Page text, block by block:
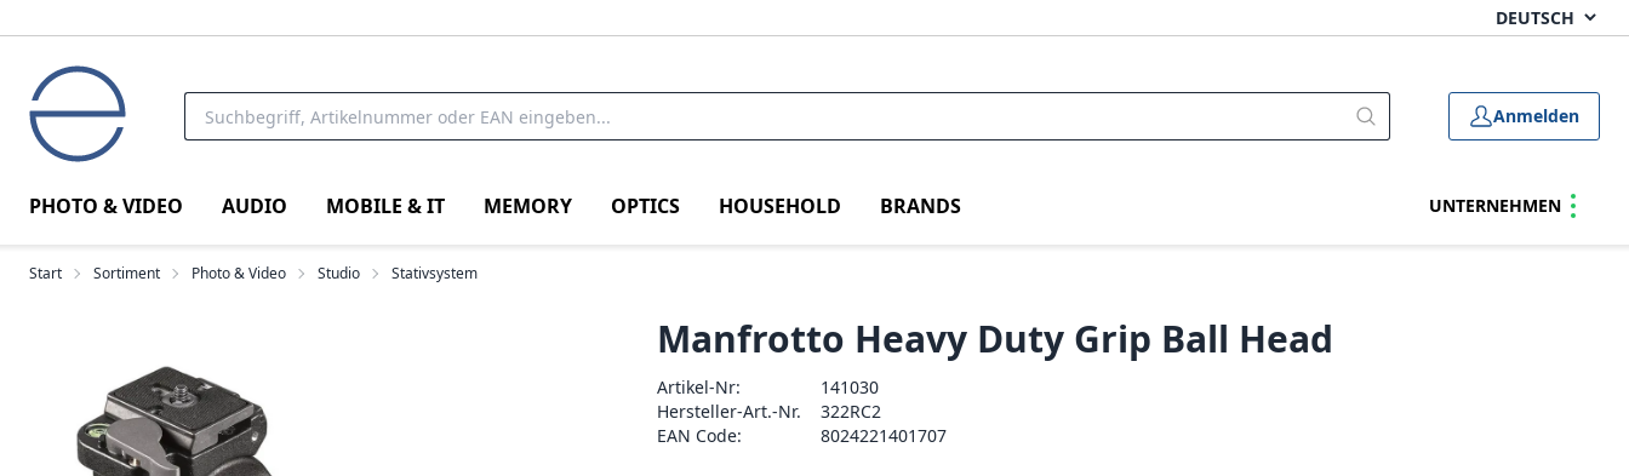
Anmelden
PHOTO & VIDEO AUDIO MOBILE & IT MEMORY OPTICS HOUSEHOLD BRANDS UNTERNEHMEN
Start Sortiment Photo & Video Studio Stativsystem
Manfrotto Heavy Duty Grip Ball Head
Artikel-Nr:
141030
Hersteller-Art.-Nr.
322RC2
EAN Code:
8024221401707